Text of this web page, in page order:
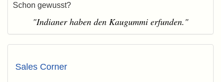
Schon gewusst?
"Indianer haben den Kaugummi erfunden."
Sales Corner